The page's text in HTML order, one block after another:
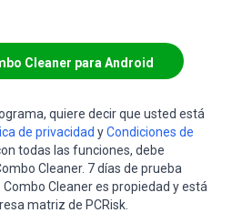
Cleaner para Android
quiere decir que usted está
de privacidad yCondiciones de
todas las funciones, debe
Cleaner. 7 días de prueba
Cleaner es propiedad y está
matriz de PCRisk.